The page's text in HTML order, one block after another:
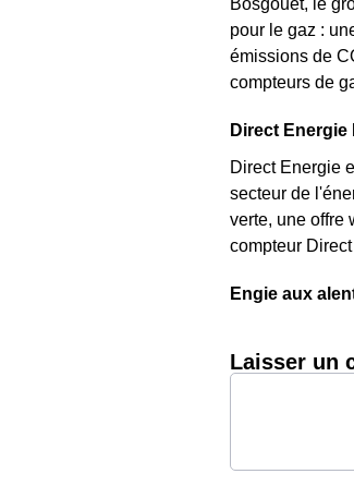
Bosgouet, le
pour le gaz :
émissions de
compteurs de
Direct
Direct Energie
secteur de
verte, une offre
compteur
Engie aux
Laisser un